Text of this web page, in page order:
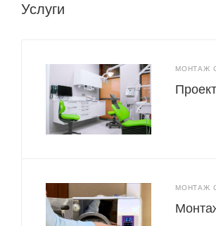
Услуги
МОНТАЖ
МОНТАЖ